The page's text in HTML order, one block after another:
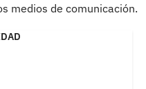
medios de comunicación.